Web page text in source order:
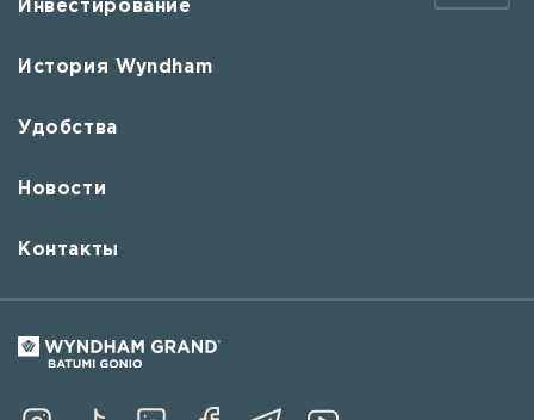
Инвестирование
История Wyndham
Удобства
Новости
Контакты